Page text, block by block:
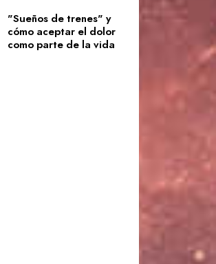
"Sueños de trenes" y
cómo aceptar el dolor
como parte de la vida